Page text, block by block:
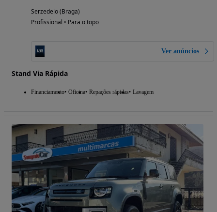
Serzedelo (Braga)
Profissional • Para o topo
Ver anúncios
Stand Via Rápida
Financiamento Oficina Repações rápidas Lavagem